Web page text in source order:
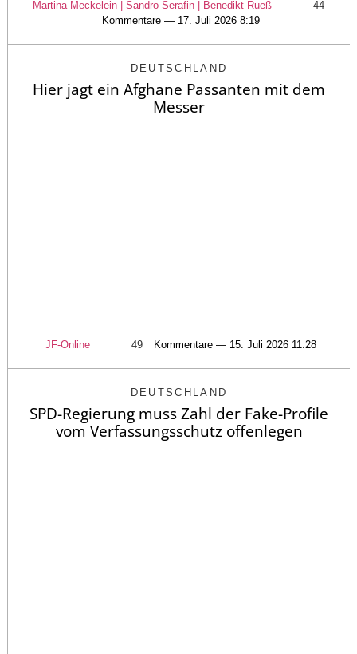
Martina Meckelein | Sandro Serafin | Benedikt Rueß
44
Kommentare — 17. Juli 2026 8:19
DEUTSCHLAND
Hier jagt ein Afghane Passanten mit dem
Messer
JF-Online 49 Kommentare — 15. Juli 2026 11:28
DEUTSCHLAND
SPD-Regierung muss Zahl der Fake-Profile
vom Verfassungsschutz offenlegen